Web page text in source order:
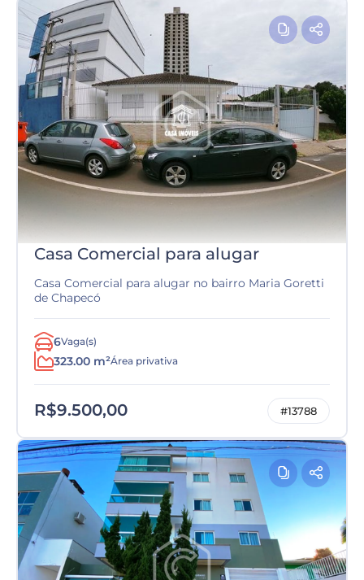
Casa Comercial para alugar
Casa Comercial para alugar no bairro Maria Goretti
de Chapecó
6Vaga(s)
323.00 m²Área privativa
R$9.500,00 #13788